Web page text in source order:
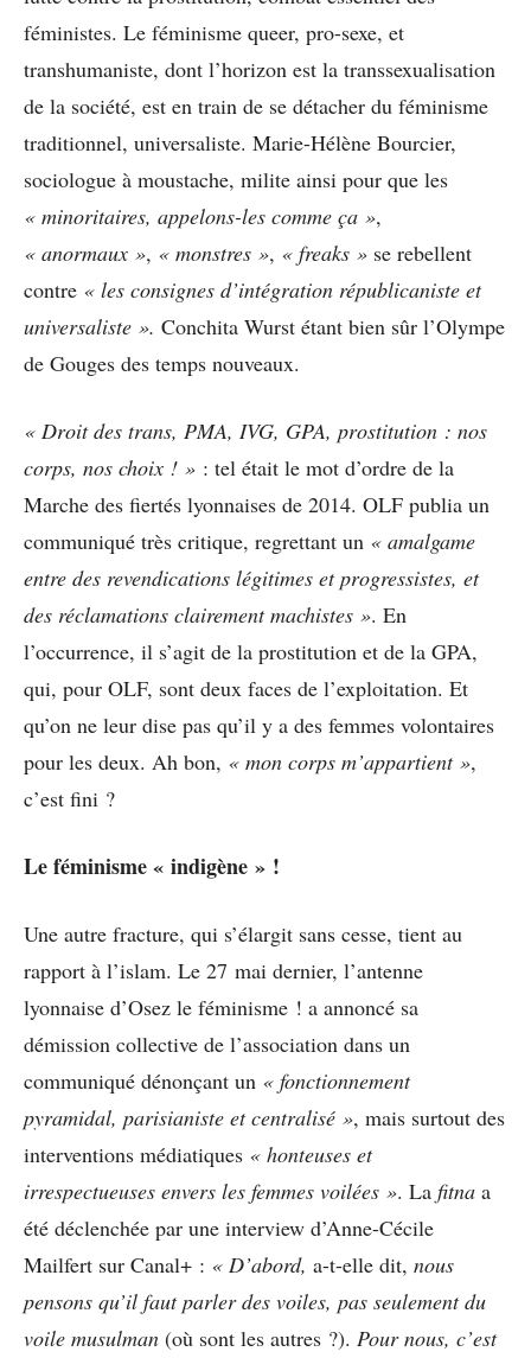
féministes. Le féminisme queer, pro-sexe, et
transhumaniste, dont l’horizon est la transsexualisation
de la société, est en train de se détacher du féminisme
traditionnel, universaliste. Marie-Hélène Bourcier,
sociologue à moustache, milite ainsi pour que les
« minoritaires, appelons-les comme ça »,
« anormaux », « monstres », « freaks » se rebellent
contre « les consignes d’intégration républicaniste et
universaliste ». Conchita Wurst étant bien sûr l’Olympe
de Gouges des temps nouveaux.
« Droit des trans, PMA, IVG, GPA, prostitution : nos
corps, nos choix ! » : tel était le mot d’ordre de la
Marche des fiertés lyonnaises de 2014. OLF publia un
communiqué très critique, regrettant un « amalgame
entre des revendications légitimes et progressistes, et
des réclamations clairement machistes ». En
l’occurrence, il s’agit de la prostitution et de la GPA,
qui, pour OLF, sont deux faces de l’exploitation. Et
qu’on ne leur dise pas qu’il y a des femmes volontaires
pour les deux. Ah bon, « mon corps m’appartient »,
c’est fini ?
Le féminisme « indigène » !
Une autre fracture, qui s’élargit sans cesse, tient au
rapport à l’islam. Le 27 mai dernier, l’antenne
lyonnaise d’Osez le féminisme ! a annoncé sa
démission collective de l’association dans un
communiqué dénonçant un « fonctionnement
pyramidal, parisianiste et centralisé », mais surtout des
interventions médiatiques « honteuses et
irrespectueuses envers les femmes voilées ». La fitna a
été déclenchée par une interview d’Anne-Cécile
Mailfert sur Canal+ : « D’abord, a-t-elle dit, nous
pensons qu’il faut parler des voiles, pas seulement du
voile musulman (où sont les autres ?). Pour nous, c’est